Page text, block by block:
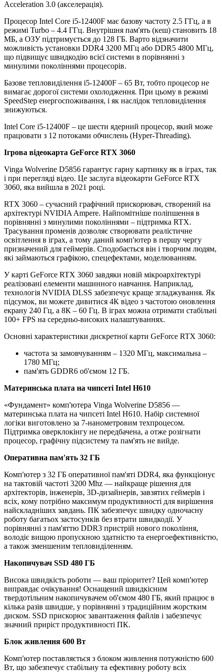
Acceleration 3.0 (акселерація).
Процесор Intel Core i5-12400F має базову частоту 2.5 ГГц, а в
режимі Turbo – 4.4 ГГц. Внутрішня пам'ять (кеш) становить 18
МБ, а ОЗУ підтримується до 128 ГБ. Варто відзначити
можливість установки DDR4 3200 МГц або DDR5 4800 МГц,
що підвищує швидкодію всієї системи в порівнянні з
минулими поколіннями процесорів.
Базове тепловиділення i5-12400F – 65 Вт, тобто процесор не
вимагає дорогої системи охолодження. При цьому в режимі
SpeedStep енергоспоживання, і як наслідок тепловиділення
знижуються.
Intel Core i5-12400F – це шести ядерний процесор, який може
працювати з 12 потоками обчислень (Hyper-Threading).
Ігрова відеокарта GeForce RTX 3060
Vinga Wolverine D5856 гарантує гарну картинку як в іграх, так
і при перегляді відео. Це заслуга відеокарти GeForce RTX
3060, яка вийшла в 2021 році.
RTX 3060 – сучасний графічний прискорювач, створений на
архітектурі NVIDIA Ampere. Найпомітніше поліпшення в
порівнянні з минулими поколіннями – підтримка RTX.
Трасування променів дозволяє створювати реалістичне
освітлення в іграх, а тому даний комп'ютер в першу чергу
призначений для геймерів. Сподобається він і творчим людям,
які займаються графікою, спецефектами, моделюванням.
У карті GeForce RTX 3060 завдяки новій мікроархітектурі
реалізовані елементи машинного навчання. Наприклад,
технологія NVIDIA DLSS забезпечує краще згладжування. Як
підсумок, ви можете дивитися 4К відео з частотою оновлення
екрану 240 Гц, а 8К – 60 Гц. В іграх можна отримати стабільні
100+ FPS на середньо-високих налаштуваннях.
Основні характеристики дискретної карти GeForce RTX 3060:
частота за замовчуванням – 1320 МГц, максимальна –
1780 МГц;
пам'ять GDDR6 об'ємом 12 ГБ.
Материнська плата на чипсеті Intel H610
«Фундамент» комп'ютера Vinga Wolverine D5856 —
материнська плата на чипсеті Intel H610. Набір системної
логіки виготовлено за 7-нанометровим техпроцесом.
Підтримка оверклокінгу не передбачена, а отже розігнати
процесор, графічну підсистему та пам'ять не вийде.
Оперативна пам'ять 32 ГБ
Комп'ютер з 32 ГБ оперативної пам'яті DDR4, яка функціонує
на тактовій частоті 3200 Mhz — найкраще рішення для
архітекторів, інженерів, 3D-дизайнерів, завзятих геймерів і
всіх, кому потрібно максимум продуктивності для вирішення
найскладніших завдань. ПК забезпечує швидку одночасну
роботу багатьох застосунків без втрати швидкодії. У
порівнянні з пам'яттю DDR3 пристрій нового покоління,
володіє вищою пропускною здатністю та енергоефективністю,
а також зменшеним тепловиділенням.
Накопичувач SSD 480 ГБ
Висока швидкість роботи — ваш пріоритет? Цей комп'ютер
виправдає очікування! Оснащений швидкісним
твердотільним накопичувачем об'ємом 480 ГБ, який працює в
кілька разів швидше, у порівнянні з традиційним жорстким
диском. SSD прискорює завантаження файлів і забезпечує
значний приріст продуктивності ПК.
Блок живлення 600 Вт
Комп'ютер поставляється з блоком живлення потужністю 600
Вт, що забезпечує стабільну та ефективну роботу всіх